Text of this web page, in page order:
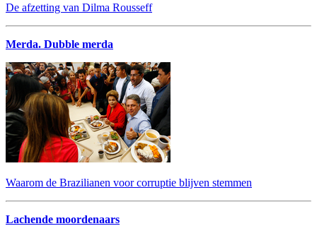
De afzetting van Dilma Rousseff
Merda. Dubble merda
Waarom de Brazilianen voor corruptie blijven stemmen
Lachende moordenaars